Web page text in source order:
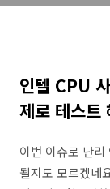
인텔 CPU
제로 테스트
이번 이슈로 난
될지도 모르겠네